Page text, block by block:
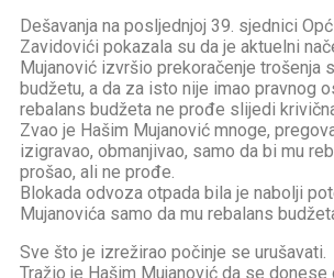
Dešavanja na posljednjoj 39. sjednici
Zavidovići pokazala su da je aktuelni
Mujanović izvršio prekoračenje trošenja
budžetu, a da za isto nije imao pravnog
rebalans budžeta ne prođe slijedi
Zvao je Hašim Mujanović mnoge,
izigravao, obmanjivao, samo da bi mu
prošao, ali ne prođe.
Blokada odvoza otpada bila je nabolji
Mujanovića samo da mu rebalans
Sve što je izrežirao počinje se urušavati.
Tražio je Hašim Mujanović da se donese